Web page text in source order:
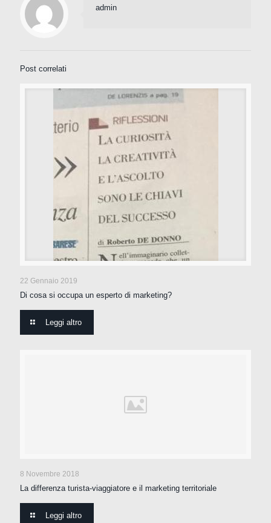
admin
Post correlati
22 Gennaio 2019
Di cosa si occupa un esperto di marketing?
Leggi altro
8 Novembre 2018
La differenza turista-viaggiatore e il marketing territoriale
Leggi altro